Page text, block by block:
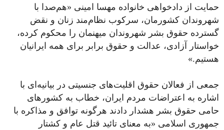
حمایت از دادخواهی خانواده مهسا امینی «هم‌صدا با
شهروندان کشورمان، سرکوب نظام‌مند زنان و نقض
گسترده حقوق بشر شهروندان میهنمان را محکوم کرده،
خواستار آزادی، عدالت و حقوق برابر برای همه ایرانیان
هستیم.»
جمعی از فعالان حقوق اقلیت‌های جنسیتی در بیانیه‌ای با
اشاره به اعتراضات مردم ایران، خطاب به کشورهای
حامی حقوق بشر هشدار دادند هرگونه توافق و مذاکره با
جمهوری اسلامی «به معنای تائید قتل عام و کشتار